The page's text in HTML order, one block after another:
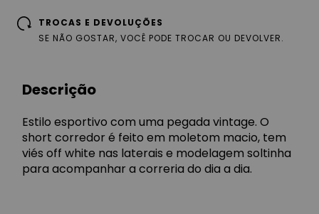
TROCAS E DEVOLUÇÕES
SE NÃO GOSTAR, VOCÊ PODE TROCAR OU DEVOLVER.
Descrição
Estilo esportivo com uma pegada vintage. O
short corredor é feito em moletom macio, tem
viés off white nas laterais e modelagem soltinha
para acompanhar a correria do dia a dia.